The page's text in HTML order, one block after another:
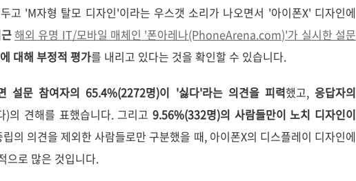
고 'M자형 탈모 디자인'이라는 우스갯 소리가 나오면서 '아이폰X' 디자인에
근해외 유명 IT/모바일 매체인 '폰아레나(PhoneArena.com)'가 실시한 설문
대해 부정적 평가를 내리고 있다는 것을 확인할 수 있습니다.
설문 참여자의 65.4%(2272명)이 '싫다'라는 의견을 피력했고,응답자의
)의 견해를 표했습니다. 그리고9.56%(332명)의 사람들만이 노치 디자인이
의 의견을 제외한 사람들로만 구분했을 때, 아이폰X의 디스플레이 디자인에
으로 많은 것입니다.